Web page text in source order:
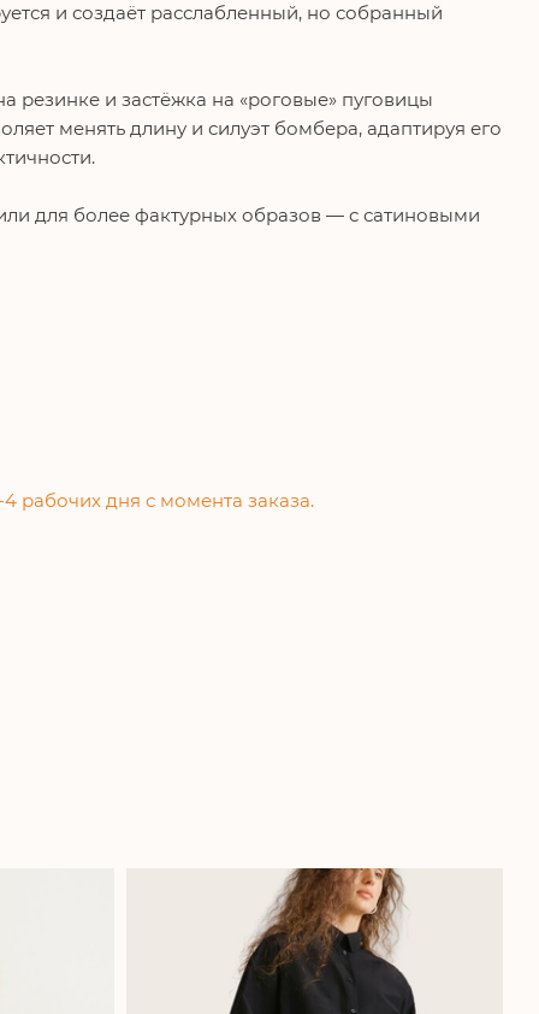
и создаёт расслабленный, но собранный
резинке и застёжка на «роговые» пуговицы
менять длину и силуэт бомбера, адаптируя его
для более фактурных образов — с сатиновыми
рабочих дня с момента заказа.